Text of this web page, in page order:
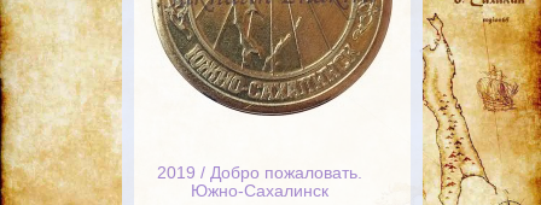
2019 / Добро пожаловать.
Южно-Сахалинск